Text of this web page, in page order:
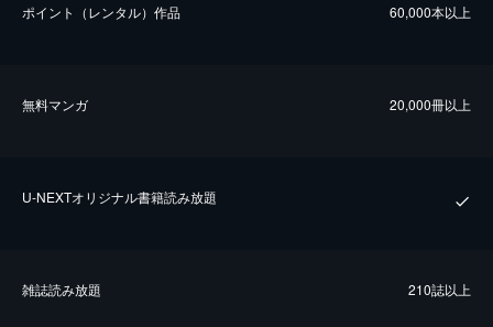
ポイント（レンタル）作品 60,000本以上
無料マンガ 20,000冊以上
U-NEXTオリジナル書籍読み放題
雑誌読み放題 210誌以上